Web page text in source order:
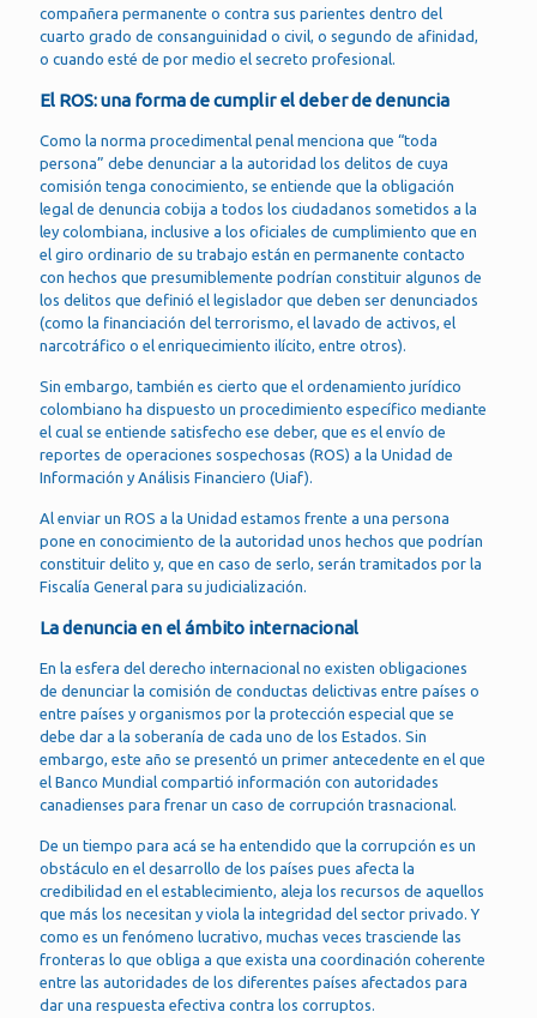
compañera permanente o contra sus parientes dentro del
cuarto grado de consanguinidad o civil, o segundo de afinidad,
o cuando esté de por medio el secreto profesional.
El ROS: una forma de cumplir el deber de denuncia
Como la norma procedimental penal menciona que “toda
persona” debe denunciar a la autoridad los delitos de cuya
comisión tenga conocimiento, se entiende que la obligación
legal de denuncia cobija a todos los ciudadanos sometidos a la
ley colombiana, inclusive a los oficiales de cumplimiento que en
el giro ordinario de su trabajo están en permanente contacto
con hechos que presumiblemente podrían constituir algunos de
los delitos que definió el legislador que deben ser denunciados
(como la financiación del terrorismo, el lavado de activos, el
narcotráfico o el enriquecimiento ilícito, entre otros).
Sin embargo, también es cierto que el ordenamiento jurídico
colombiano ha dispuesto un procedimiento específico mediante
el cual se entiende satisfecho ese deber, que es el envío de
reportes de operaciones sospechosas (ROS) a la Unidad de
Información y Análisis Financiero (Uiaf).
Al enviar un ROS a la Unidad estamos frente a una persona
pone en conocimiento de la autoridad unos hechos que podrían
constituir delito y, que en caso de serlo, serán tramitados por la
Fiscalía General para su judicialización.
La denuncia en el ámbito internacional
En la esfera del derecho internacional no existen obligaciones
de denunciar la comisión de conductas delictivas entre países o
entre países y organismos por la protección especial que se
debe dar a la soberanía de cada uno de los Estados. Sin
embargo, este año se presentó un primer antecedente en el que
el Banco Mundial compartió información con autoridades
canadienses para frenar un caso de corrupción trasnacional.
De un tiempo para acá se ha entendido que la corrupción es un
obstáculo en el desarrollo de los países pues afecta la
credibilidad en el establecimiento, aleja los recursos de aquellos
que más los necesitan y viola la integridad del sector privado. Y
como es un fenómeno lucrativo, muchas veces trasciende las
fronteras lo que obliga a que exista una coordinación coherente
entre las autoridades de los diferentes países afectados para
dar una respuesta efectiva contra los corruptos.